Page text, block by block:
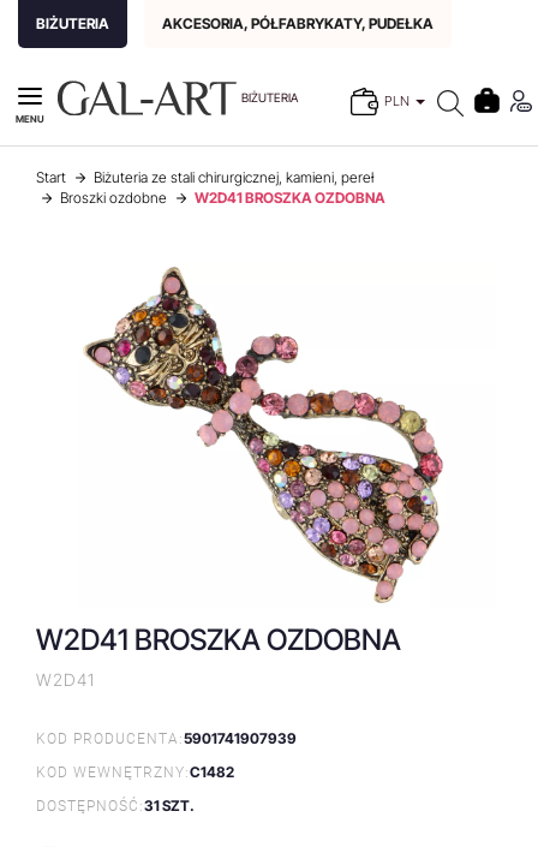
BIŻUTERIA AKCESORIA, PÓŁFABRYKATY, PUDEŁKA
BIŻUTERIA PLN
MENU
Start
Biżuteria ze stali chirurgicznej, kamieni, pereł
Broszki ozdobne
W2D41 BROSZKA OZDOBNA
W2D41 BROSZKA OZDOBNA
W2D41
KOD PRODUCENTA:5901741907939
KOD WEWNĘTRZNY:C1482
DOSTĘPNOŚĆ:31 SZT.